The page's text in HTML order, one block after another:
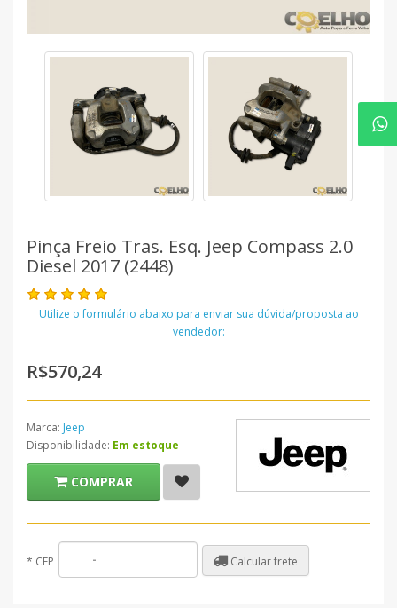
Pinça Freio Tras. Esq. Jeep Compass 2.0
Diesel 2017 (2448)
Utilize o formulário abaixo para enviar sua dúvida/proposta ao
vendedor:
R$570,24
Marca: Jeep
Disponibilidade: Em estoque
COMPRAR
* CEP Calcular frete